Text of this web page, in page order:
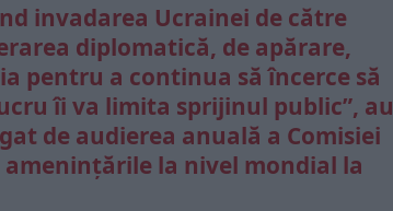
invadarea Ucrainei de către
diplomatică, de apărare,
pentru a continua să încerce să
îi va limita sprijinul public”, au
de audierea anuală a Comisiei
la nivel mondial la